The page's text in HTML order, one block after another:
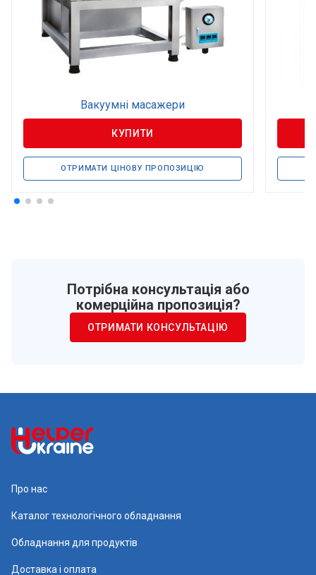
Вакуумні масажери
КУПИТИ
ОТРИМАТИ ЦІНОВУ ПРОПОЗИЦІЮ
Потрібна консультація або
комерційна пропозиція?
ОТРИМАТИ КОНСУЛЬТАЦІЮ
Про нас
Каталог технологічного обладнання
Обладнання для продуктів
Доставка і оплата